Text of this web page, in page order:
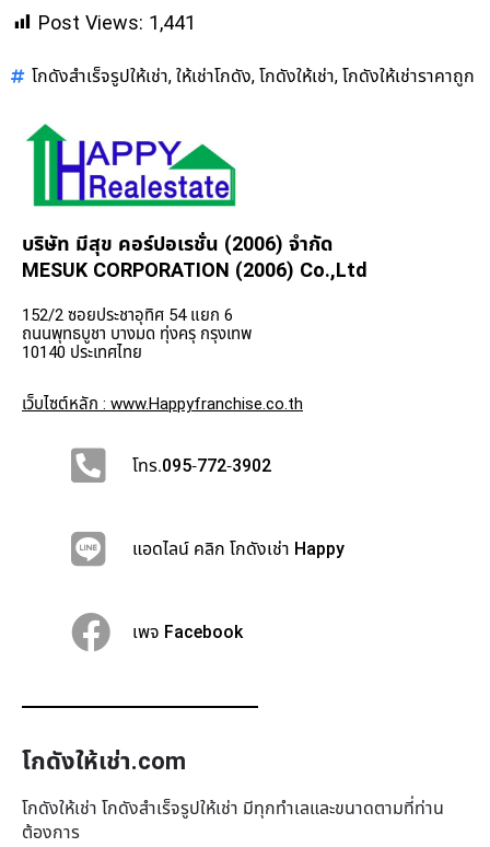
Post Views: 1,441
โกดังสำเร็จรูปให้เช่า, ให้เช่าโกดัง, โกดังให้เช่า, โกดังให้เช่าราคาถูก
บริษัท มีสุข คอร์ปอเรชั่น (2006) จำกัด
MESUK CORPORATION (2006) Co.,Ltd
152/2 ซอยประชาอุทิศ 54 แยก 6
ถนนพุทธบูชา บางมด ทุ่งครุ กรุงเทพ
10140 ประเทศไทย
เว็บไซต์หลัก : www.Happyfranchise.co.th
โทร.095-772-3902
แอดไลน์ คลิก โกดังเช่า Happy
เพจ Facebook
โกดังให้เช่า.com
โกดังให้เช่า โกดังสำเร็จรูปให้เช่า มีทุกทำเล​และขนาดตามที่ท่าน
ต้องการ